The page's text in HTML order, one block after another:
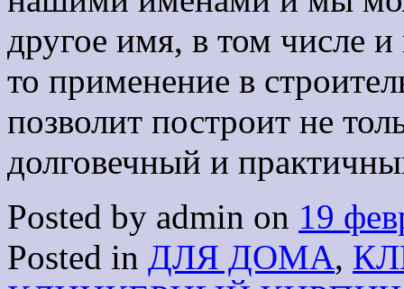
другое имя, в том числе
то применение в
позволит построит не
долговечный и
Posted by admin on 19
Posted in ДЛЯ ДОМА,